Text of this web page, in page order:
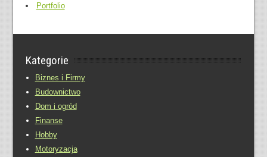
Portfolio
Kategorie
Biznes i Firmy
Budownictwo
Dom i ogród
Finanse
Hobby
Motoryzacja